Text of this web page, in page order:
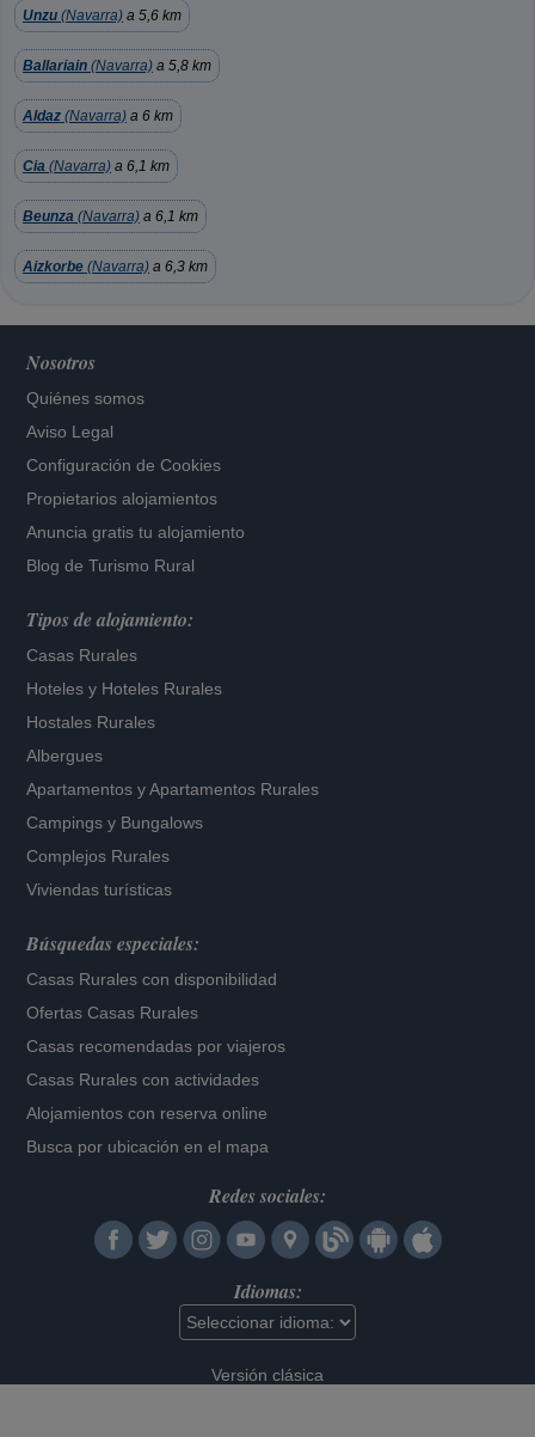
Unzu (Navarra) a 5,6 km
Ballariain (Navarra) a 5,8 km
Aldaz (Navarra) a 6 km
Cia (Navarra) a 6,1 km
Beunza (Navarra) a 6,1 km
Aizkorbe (Navarra) a 6,3 km
Nosotros
Quiénes somos
Aviso Legal
Configuración de Cookies
Propietarios alojamientos
Anuncia gratis tu alojamiento
Blog de Turismo Rural
Tipos de alojamiento:
Casas Rurales
Hoteles y Hoteles Rurales
Hostales Rurales
Albergues
Apartamentos yApartamentos Rurales
Campings y Bungalows
Complejos Rurales
Viviendas turísticas
Búsquedas especiales:
Casas Rurales con disponibilidad
Ofertas Casas Rurales
Casas recomendadas por viajeros
Casas Rurales con actividades
Alojamientos con reserva online
Busca por ubicación en el mapa
Redes sociales:
Idiomas:
Versión clásica